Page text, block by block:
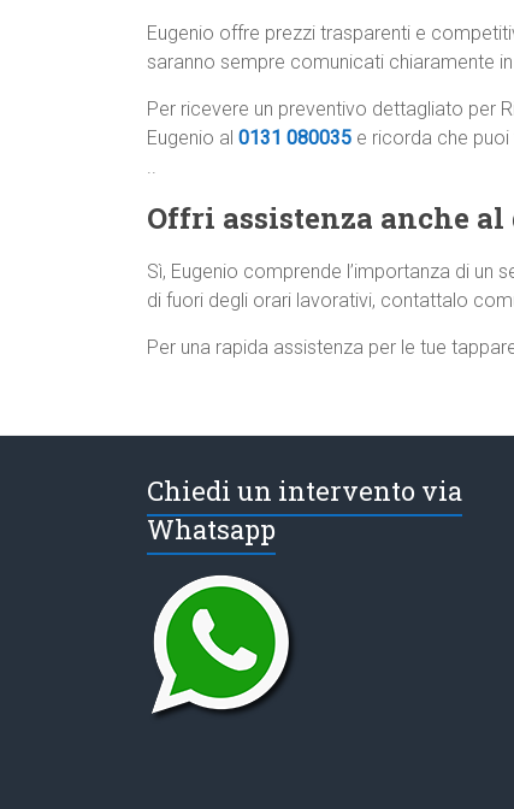
Eugenio offre prezzi trasparenti e
saranno sempre comunicati chiaramente
Per ricevere un preventivo dettagliato per
Eugenio al 0131 080035 e ricorda che
..
Offri assistenza anche
Sì, Eugenio comprende l’importanza di un
di fuori degli orari lavorativi, contattalo
Per una rapida assistenza per le tue
Chiedi un intervento via
Whatsapp